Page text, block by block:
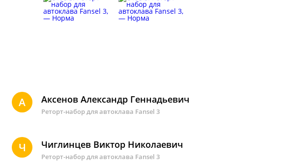
А Аксенов Александр Геннадьевич
Реторт-набор для автоклава Fansel 3
Ч Чиглинцев Виктор Николаевич
Реторт-набор для автоклава Fansel 3